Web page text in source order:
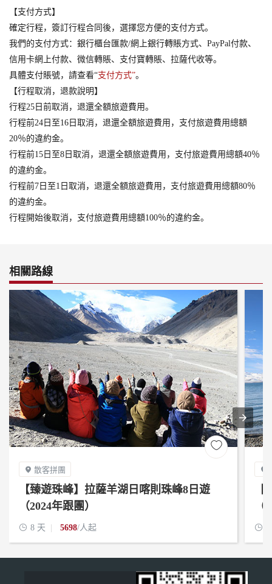
【支付方式】
確定行程，簽訂行程合同後，選擇您方便的支付方式。
我們的支付方式：銀行櫃台匯款/網上銀行轉賬方式、PayPal付款、
信用卡網上付款、微信轉賬、支付寶轉賬、拉薩代收等。
具體支付賬號，請查看“支付方式”。
【行程取消，退款說明】
行程25日前取消，退還全額旅遊費用。
行程前24日至16日取消，退還全額旅遊費用，支付旅遊費用總額
20％的違約金。
行程前15日至8日取消，退還全額旅遊費用，支付旅遊費用總額40％
的違約金。
行程前7日至1日取消，退還全額旅遊費用，支付旅遊費用總額80％
的違約金。
行程開始後取消，支付旅遊費用總額100％的違約金。
相關路線

 散客拼團
【臻遊珠峰】拉薩羊湖日喀則珠峰8日遊
（2024年跟團）
 8 天 5698/人起

